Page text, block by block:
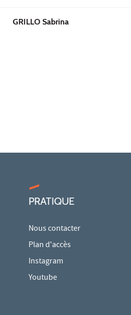
GRILLO Sabrina
PRATIQUE
Nous contacter
Plan d'accès
Instagram
Youtube